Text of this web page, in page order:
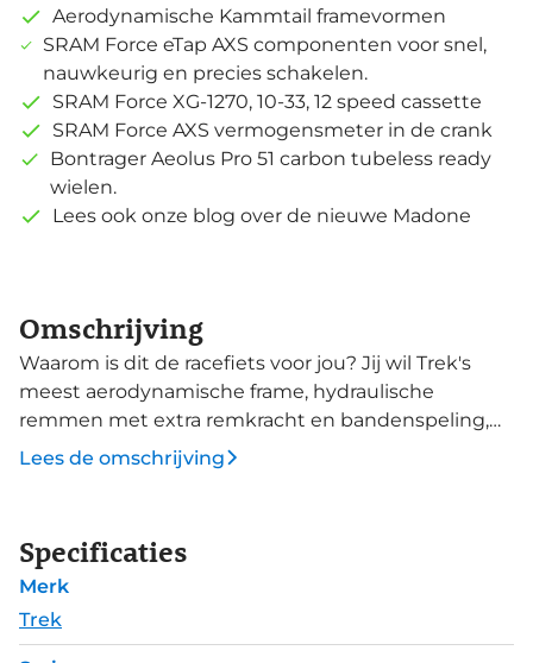
Aerodynamische Kammtail framevormen
SRAM Force eTap AXS componenten voor snel,
nauwkeurig en precies schakelen.
SRAM Force XG-1270, 10-33, 12 speed cassette
SRAM Force AXS vermogensmeter in de crank
Bontrager Aeolus Pro 51 carbon tubeless ready
wielen.
Lees ook onze blog over de nieuwe Madone
Omschrijving
Waarom is dit de racefiets voor jou? Jij wil Trek's
meest aerodynamische frame, hydraulische
remmen met extra remkracht en bandenspeling,
en een fonkelnieuw 2x12 Shimano Ultegra Di2
draadloos elektronisch schakelsysteem, dat
aerodynamische KVF-vormige (Kammtail Virual Foil)
buizen, een full carbon KVF-vork, 2x12 SRAM Force
eTap AXS versnellingssysteem, Tubeless Ready
Bontrager Aeolus Pro 51 Disc-wielen,
Lees de omschrijving
Specificaties
Merk
Trek